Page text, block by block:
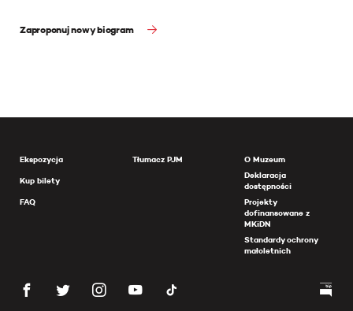
Zaproponuj nowy biogram
Ekspozycja
Kup bilety
FAQ
Tłumacz PJM
O Muzeum
Deklaracja
dostępności
Projekty
dofinansowane z
MKiDN
Standardy ochrony
małoletnich